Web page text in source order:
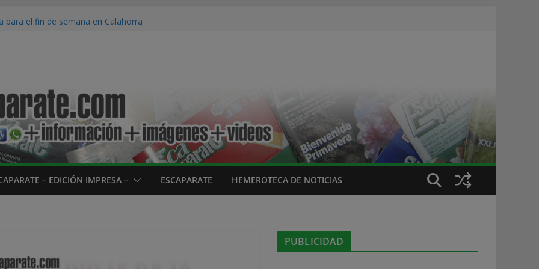
su tradicional desfile de Carrozas
del programa envejecimiento activo
fin con más de 100 participantes
– EDICIÓN IMPRESA – ESCAPARATE HEMEROTECA DE NOTICIAS
PUBLICIDAD